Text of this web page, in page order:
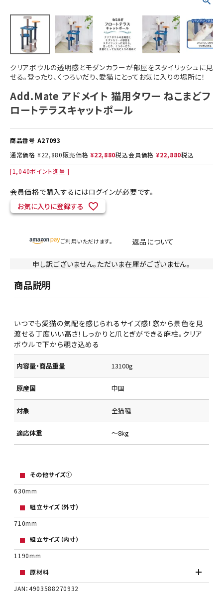
クリアボウルの透明感とモダンカラーが部屋をスタイリッシュに見
せる。登ったり、くつろいだり、愛猫にとってお気に入りの場所に！
Add.Mate アドメイト 猫用タワー ねこまどフ
ロートテラスキャットポール
商品番号 A27093
通常価格 ¥22,880販売価格 ¥22,880税込会員価格 ¥22,880税込
[1,040ポイント進呈 ]
会員価格で購入するにはログインが必要です。
お気に入りに登録する
ご利用いただけます。 返品について
申し訳ございません。ただいま在庫がございません。
商品説明
いつでも愛猫の気配を感じられるサイズ感！窓から景色を見
渡せる丁度いい高さ！しっかりと爪とぎができる麻柱。クリア
ボウルで下から覗き込める
内容量・商品重量 13100g
原産国 中国
対象 全猫種
適応体重 ～8kg
その他サイズ①
630mm
組立サイズ（外寸）
710mm
組立サイズ（内寸）
1190mm
原材料
JAN：4903588270932